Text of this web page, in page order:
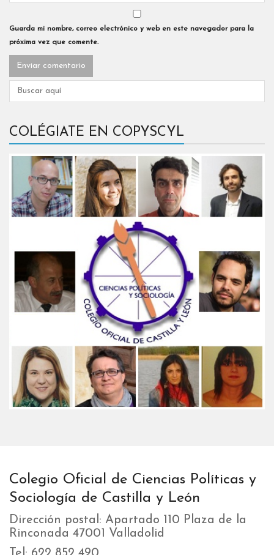
Guarda mi nombre, correo electrónico y web en este navegador para la
próxima vez que comente.
COLÉGIATE EN COPYSCYL
Colegio Oficial de Ciencias Políticas y
Sociología de Castilla y León
Dirección postal: Apartado 110 Plaza de la
Rinconada 47001 Valladolid